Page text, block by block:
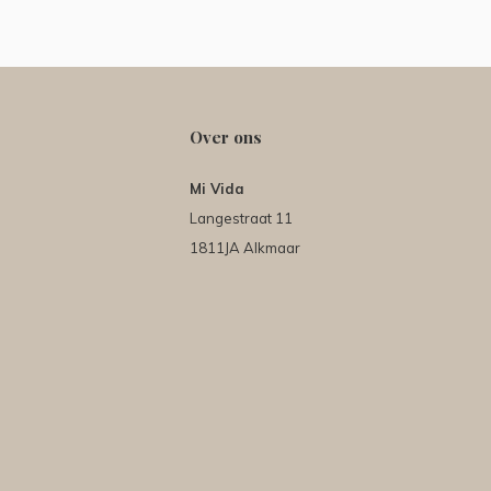
Over ons
Mi Vida
Langestraat 11
1811JA Alkmaar